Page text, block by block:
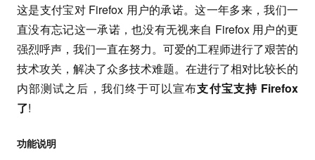
这是支付宝对 Firefox 用户的承诺。这一年多来，我们一
直没有忘记这一承诺，也没有无视来自 Firefox 用户的更
强烈呼声，我们一直在努力。可爱的工程师进行了艰苦的
技术攻关，解决了众多技术难题。在进行了相对比较长的
内部测试之后，我们终于可以宣布支付宝支持 Firefox
了!
功能说明